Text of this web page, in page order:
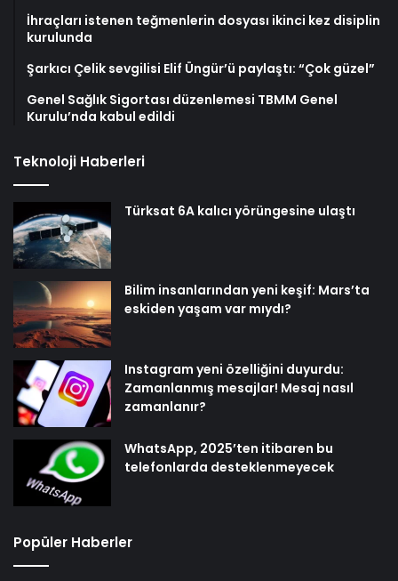
İhraçları istenen teğmenlerin dosyası ikinci kez disiplin
kurulunda
Şarkıcı Çelik sevgilisi Elif Üngür’ü paylaştı: “Çok güzel”
Genel Sağlık Sigortası düzenlemesi TBMM Genel
Kurulu’nda kabul edildi
Teknoloji Haberleri
Türksat 6A kalıcı yörüngesine ulaştı
Bilim insanlarından yeni keşif: Mars’ta
eskiden yaşam var mıydı?
Instagram yeni özelliğini duyurdu:
Zamanlanmış mesajlar! Mesaj nasıl
zamanlanır?
WhatsApp, 2025’ten itibaren bu
telefonlarda desteklenmeyecek
Popüler Haberler